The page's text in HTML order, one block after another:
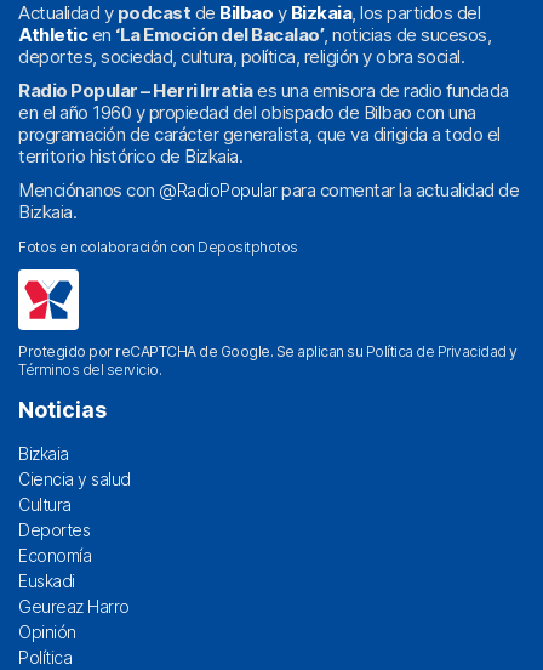
Actualidad y podcast de Bilbao y Bizkaia, los partidos del
Athleticen ‘La Emoción del Bacalao’, noticias de sucesos,
deportes, sociedad, cultura, política, religión y obra social.
Radio Popular – Herri Irratiaes una emisora de radio fundada
en el año 1960 y propiedad del obispado de Bilbao con una
programación de carácter generalista, que va dirigida a todo el
territorio histórico de Bizkaia.
Menciónanos con @RadioPopularpara comentar la actualidad de
Bizkaia.
Fotos en colaboración con Depositphotos
Protegido por reCAPTCHA de Google. Se aplican su Política de Privacidad y
Términos del servicio.
Noticias
Bizkaia
Ciencia y salud
Cultura
Deportes
Economía
Euskadi
Geureaz Harro
Opinión
Política